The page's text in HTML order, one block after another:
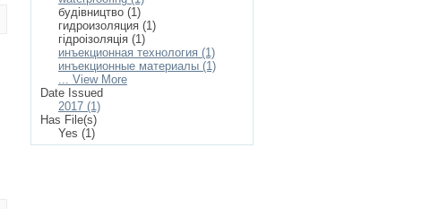
будівництво (1)
гидроизоляция (1)
гідроізоляція (1)
инъекционная технология (1)
инъекционные материалы (1)
... View More
Date Issued
2017 (1)
Has File(s)
Yes (1)